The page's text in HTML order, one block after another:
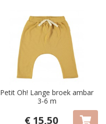
Petit Oh! Lange broek ambar
3-6 m
€ 15,50